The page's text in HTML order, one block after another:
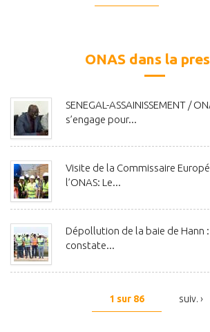
ONAS dans la
SENEGAL-ASSAINISSEMENT /
s’engage pour...
Visite de la Commissaire
l’ONAS: Le...
Dépollution de la baie de Hann :
constate...
1 sur 86 suiv. ›